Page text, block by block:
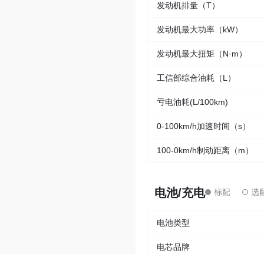
发动机排量（T）
发动机最大功率（kW）
发动机最大扭矩（N·m）
工信部综合油耗（L）
亏电油耗(L/100km)
0-100km/h加速时间（s）
100-0km/h制动距离（m）
电池/充电
电池类型
电芯品牌